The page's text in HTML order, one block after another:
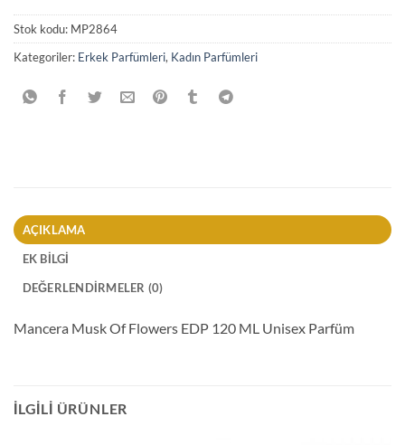
Stok kodu: MP2864
Kategoriler: Erkek Parfümleri, Kadın Parfümleri
AÇIKLAMA
EK BILGI
DEĞERLENDIRMELER (0)
Mancera Musk Of Flowers EDP 120 ML Unisex Parfüm
İLGILI ÜRÜNLER